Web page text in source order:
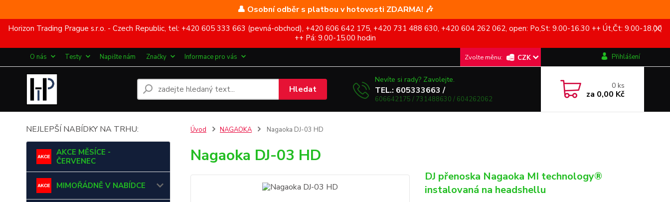
👤 Osobní odběr s platbou v hotovosti ZDARMA! 🎶
Horizon Trading Prague s.r.o. - Czech Republic, tel: +420 605 333 663 (pevná-obchod), +420 606 642 175, +420 731 488 630, +420 604 262 062, open: Po,St: 9.00-16.30 ++ Út,Čt: 9.00-18.00
++ Pá: 9.00-15.00 hodin
O nás Testy Napište nám Značky Informace pro vás CZK Přihlášení
Hledat
Nevíte si rady? Zavolejte.
TEL.: 605333663 /
606642175 / 731488630 / 604262062
0ks
za 0,00 Kč
NEJLEPŠÍ NABÍDKY NA TRHU:
AKCE MĚSÍCE -
ČERVENEC
MIMOŘÁDNĚ V NABÍDCE
Úvod NAGAOKA Nagaoka DJ-03 HD
Nagaoka DJ-03 HD
DJ přenoska Nagaoka MI technology®
instalovaná na headshellu